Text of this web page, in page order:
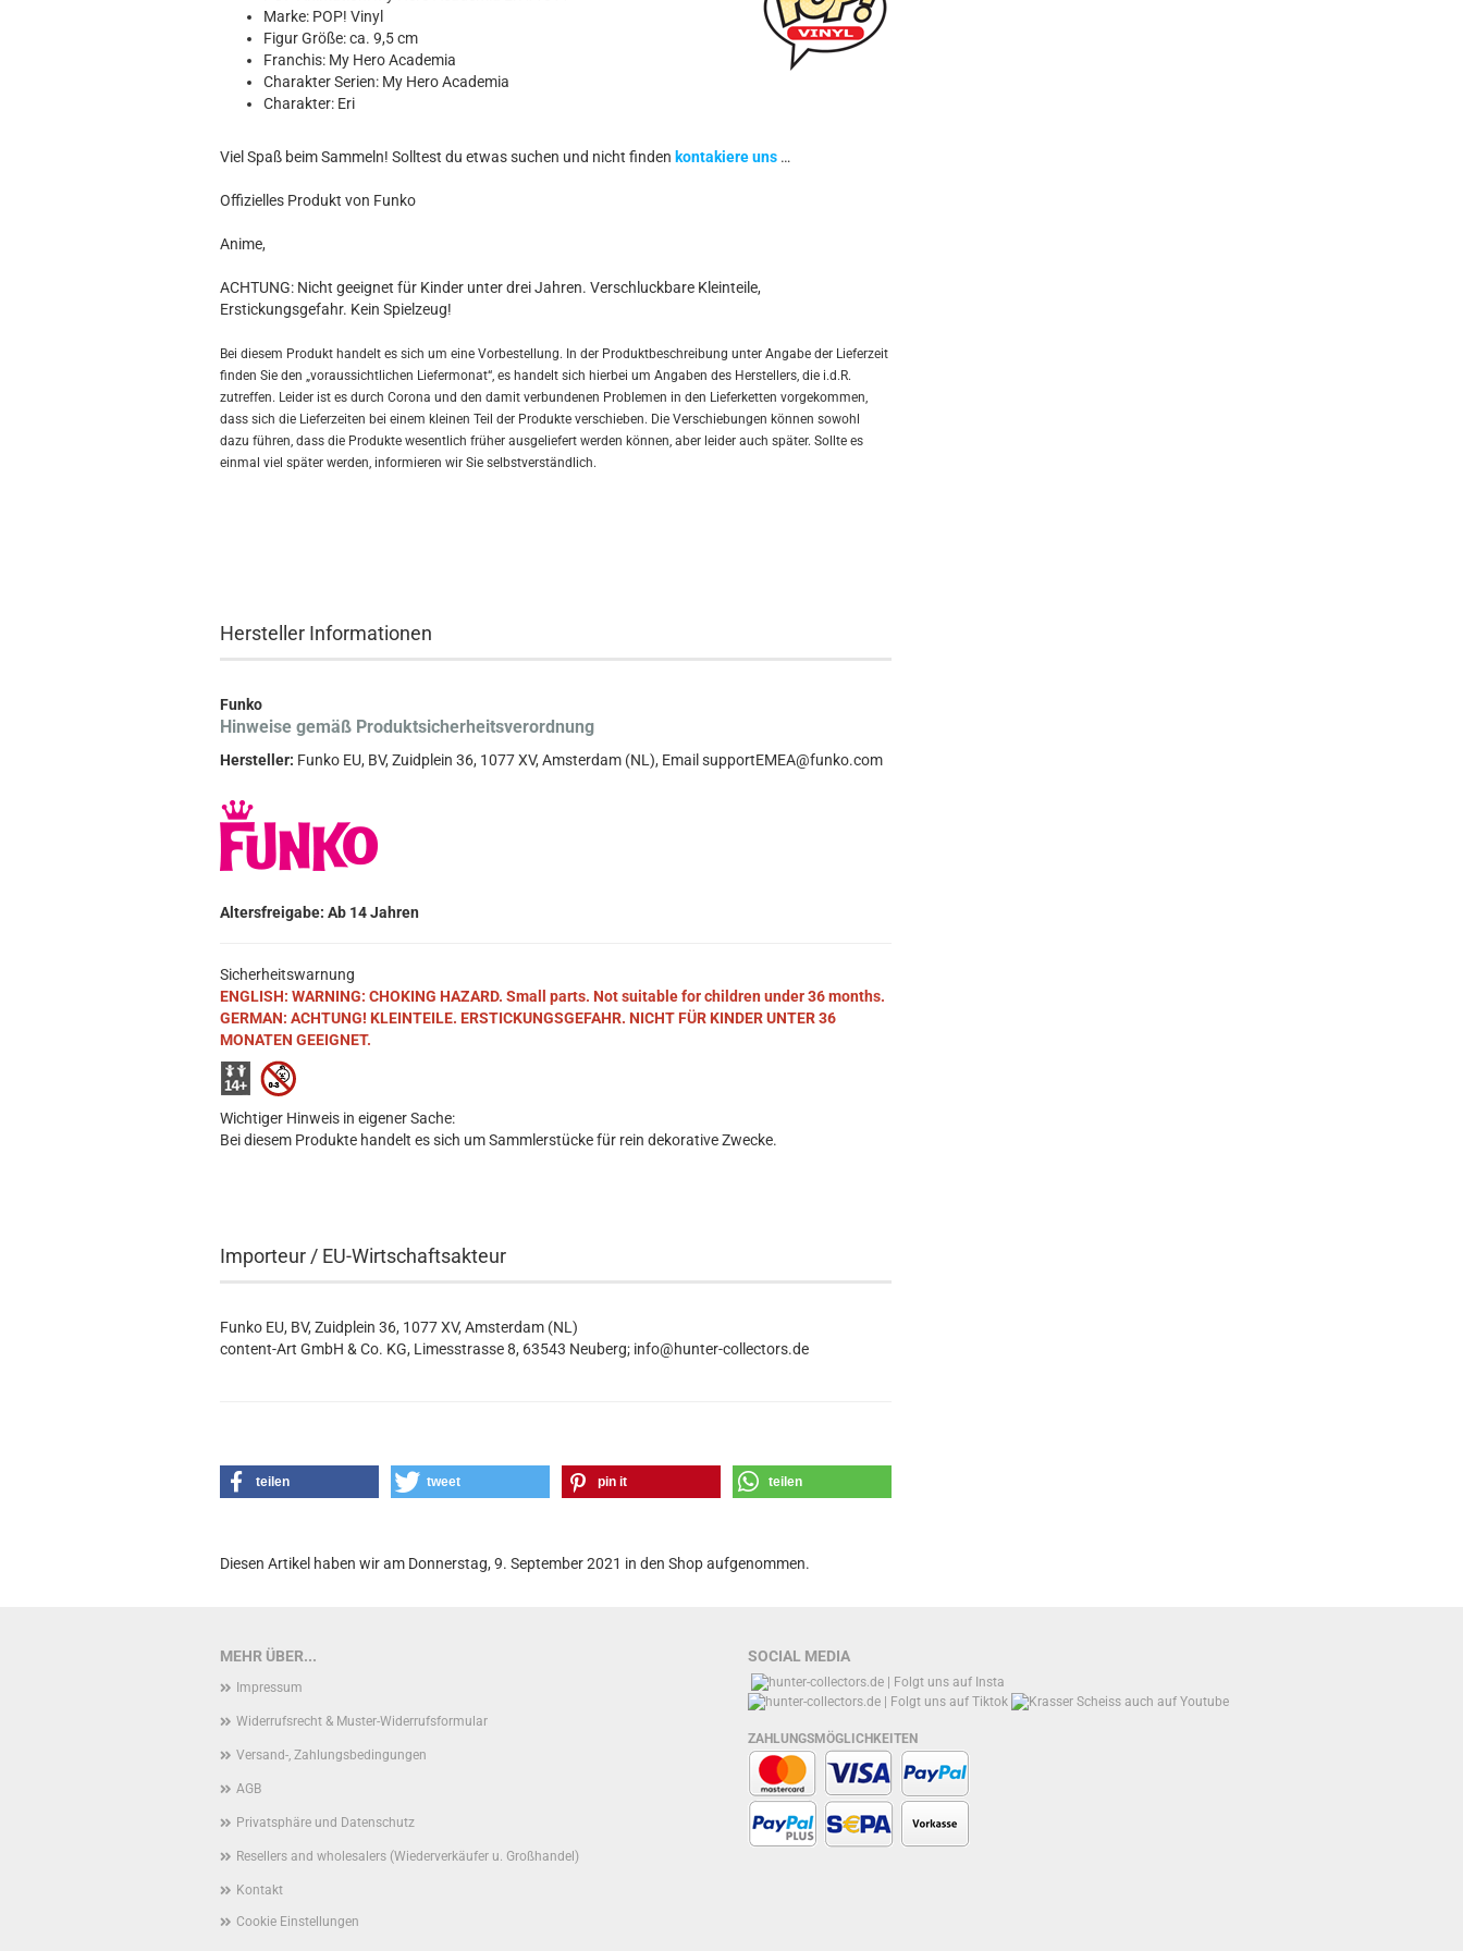
MARVEL
Movie
STAR WARS
Television
Marke: POP! Vinyl
Figur Größe: ca. 9,5 cm
Franchis: My Hero Academia
Charakter Serien: My Hero Academia
Charakter: Eri
Viel Spaß beim Sammeln! Solltest du etwas suchen und nicht finden kontakiere uns …
Offizielles Produkt von Funko
Anime,
ACHTUNG: Nicht geeignet für Kinder unter drei Jahren. Verschluckbare Kleinteile,
Erstickungsgefahr. Kein Spielzeug!
Bei diesem Produkt handelt es sich um eine Vorbestellung. In der Produktbeschreibung unter Angabe der Lieferzeit
finden Sie den „voraussichtlichen Liefermonat“, es handelt sich hierbei um Angaben des Herstellers, die i.d.R.
zutreffen. Leider ist es durch Corona und den damit verbundenen Problemen in den Lieferketten vorgekommen,
dass sich die Lieferzeiten bei einem kleinen Teil der Produkte verschieben. Die Verschiebungen können sowohl
dazu führen, dass die Produkte wesentlich früher ausgeliefert werden können, aber leider auch später. Sollte es
einmal viel später werden, informieren wir Sie selbstverständlich.
Hersteller Informationen
Funko
Hinweise gemäß Produktsicherheitsverordnung
Hersteller: Funko EU, BV, Zuidplein 36, 1077 XV, Amsterdam (NL), Email supportEMEA@funko.com
Altersfreigabe: Ab 14 Jahren
Sicherheitswarnung
ENGLISH: WARNING: CHOKING HAZARD. Small parts. Not suitable for children under 36 months.
GERMAN: ACHTUNG! KLEINTEILE. ERSTICKUNGSGEFAHR. NICHT FÜR KINDER UNTER 36
MONATEN GEEIGNET.
Wichtiger Hinweis in eigener Sache:
Bei diesem Produkte handelt es sich um Sammlerstücke für rein dekorative Zwecke.
Importeur / EU-Wirtschaftsakteur
Funko EU, BV, Zuidplein 36, 1077 XV, Amsterdam (NL)
content-Art GmbH & Co. KG, Limesstrasse 8, 63543 Neuberg; info@hunter-collectors.de
teilen tweet pin it teilen
Diesen Artikel haben wir am Donnerstag, 9. September 2021 in den Shop aufgenommen.
MEHR ÜBER...
Impressum
Widerrufsrecht & Muster-Widerrufsformular
Versand-, Zahlungsbedingungen
AGB
Privatsphäre und Datenschutz
Resellers and wholesalers (Wiederverkäufer u. Großhandel)
Kontakt
Cookie Einstellungen
SOCIAL MEDIA
ZAHLUNGSMÖGLICHKEITEN